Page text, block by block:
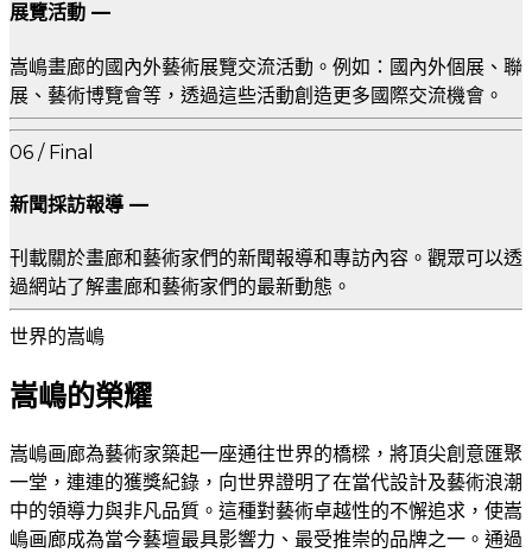
展覽活動 —
嵩嶋畫廊的國內外藝術展覽交流活動。例如：國內外個展、聯
展、藝術博覽會等，透過這些活動創造更多國際交流機會。
06 / Final
新聞採訪報導 —
刊載關於畫廊和藝術家們的新聞報導和專訪內容。觀眾可以透
過網站了解畫廊和藝術家們的最新動態。
世界的嵩嶋
嵩嶋的榮耀
嵩嶋画廊為藝術家築起一座通往世界的橋樑，將頂尖創意匯聚
一堂，連連的獲獎紀錄，向世界證明了在當代設計及藝術浪潮
中的領導力與非凡品質。這種對藝術卓越性的不懈追求，使嵩
嶋画廊成為當今藝壇最具影響力、最受推崇的品牌之一。通過